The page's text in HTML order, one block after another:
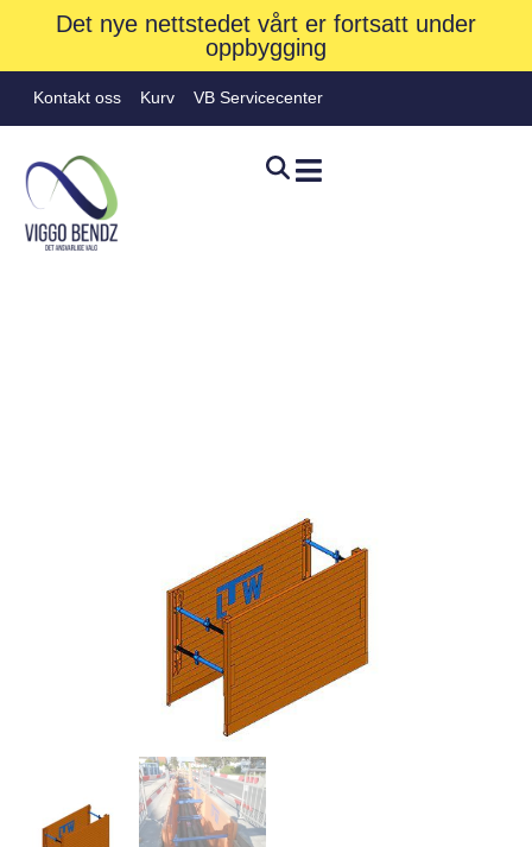
Det nye nettstedet vårt er fortsatt under
oppbygging
Kontakt oss Kurv VB Servicecenter